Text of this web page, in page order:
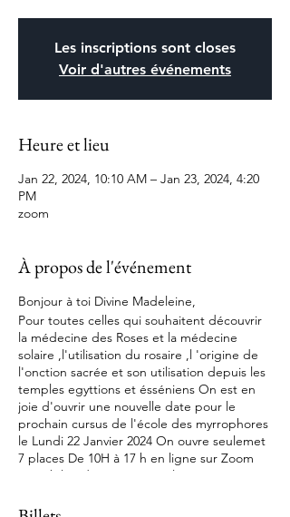
Les inscriptions sont closes
Voir d'autres événements
Heure et lieu
Jan 22, 2024, 10:10 AM – Jan 23, 2024, 4:20
PM
zoom
À propos de l'événement
Bonjour à toi Divine Madeleine,
Pour toutes celles qui souhaitent découvrir
la médecine des Roses et la médecine
solaire ,l'utilisation du rosaire ,l 'origine de
l'onction sacrée et son utilisation depuis les
temples egyttions et ésséniens On est en
joie d'ouvrir une nouvelle date pour le
prochain cursus de l'école des myrrophores
le Lundi 22 Janvier 2024 On ouvre seulemet
7 places De 10H à 17 h en ligne sur Zoom
(Possibilité de commencer le cursus sur une
c'est par ici